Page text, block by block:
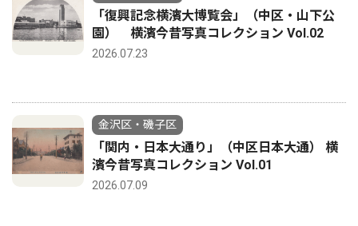
「復興記念横濱大博覧会」（中区・山下公
園） 横濱今昔写真コレクション Vol.02
2026.07.23
金沢区・磯子区
「関内・日本大通り」（中区日本大通） 横
濱今昔写真コレクション Vol.01
2026.07.09